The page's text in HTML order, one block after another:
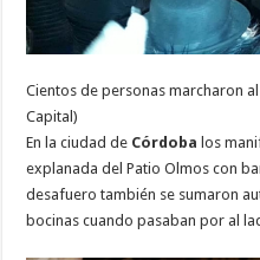
Cientos de personas marcharon
Capital)
En la ciudad de Córdoba los
explanada del Patio Olmos con
desafuero también se sumaron
bocinas cuando pasaban por al